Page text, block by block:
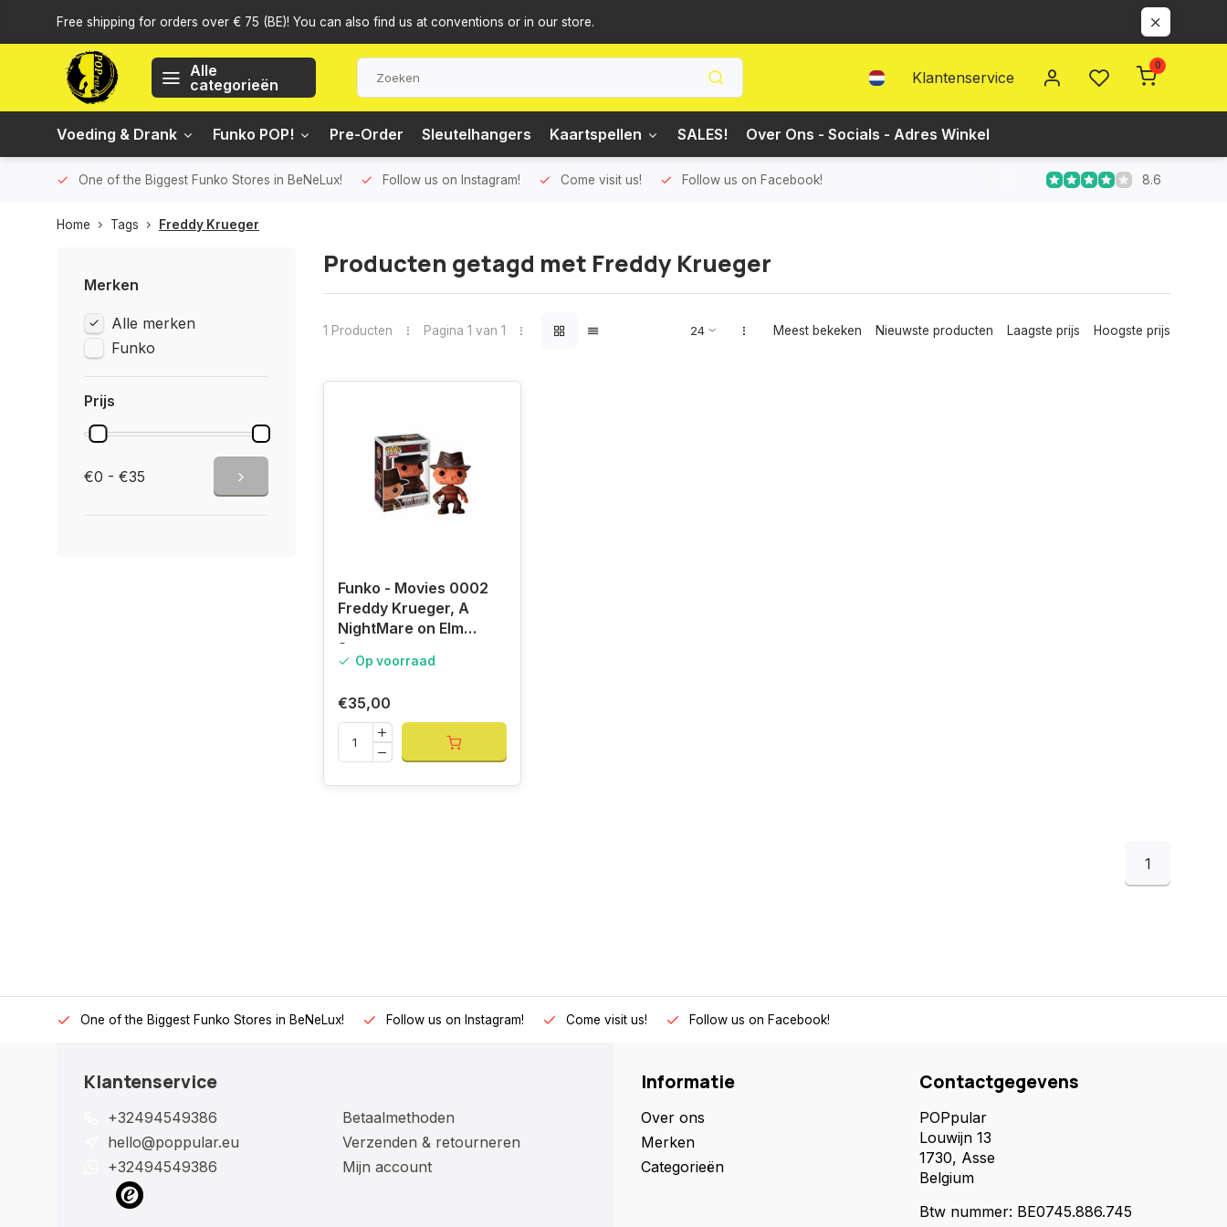
Free shipping for orders over € 75 (BE)! You can also find us at conventions or in our store.
Alle
categorieën
Klantenservice
0
Voeding & Drank Funko POP! Pre-Order Sleutelhangers Kaartspellen SALES! Over Ons - Socials - Adres Winkel
One of the Biggest Funko Stores in BeNeLux! Follow us on Instagram! Come visit us! Follow us on Facebook! 8.6
Home Tags Freddy Krueger
Merken
Alle merken
Funko
Prijs
€0 - €35
Producten getagd met Freddy Krueger
1 Producten Pagina 1 van 1 Meest bekeken Nieuwste producten Laagste prijs Hoogste prijs
Funko - Movies 0002
Freddy Krueger, A
NightMare on Elm
Street
Op voorraad
€35,00
1
One of the Biggest Funko Stores in BeNeLux! Follow us on Instagram! Come visit us! Follow us on Facebook!
Klantenservice
+32494549386
hello@poppular.eu
+32494549386
Betaalmethoden
Verzenden & retourneren
Mijn account
Informatie
Over ons
Merken
Categorieën
Contactgegevens
POPpular
Louwijn 13
1730, Asse
Belgium
Btw nummer: BE0745.886.745